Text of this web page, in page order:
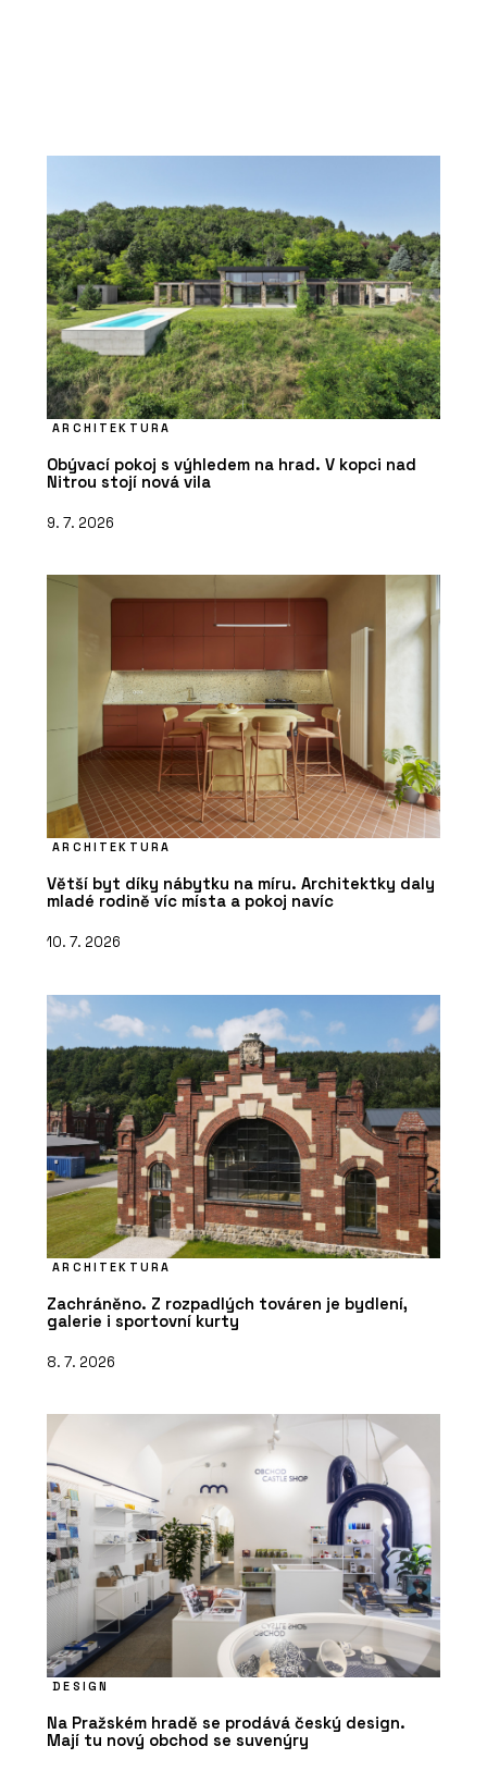
ARCHITEKTURA
Obývací pokoj s výhledem na hrad. V kopci nad
Nitrou stojí nová vila
9. 7. 2026
ARCHITEKTURA
Větší byt díky nábytku na míru. Architektky daly
mladé rodině víc místa a pokoj navíc
10. 7. 2026
ARCHITEKTURA
Zachráněno. Z rozpadlých továren je bydlení,
galerie i sportovní kurty
8. 7. 2026
DESIGN
Na Pražském hradě se prodává český design.
Mají tu nový obchod se suvenýry